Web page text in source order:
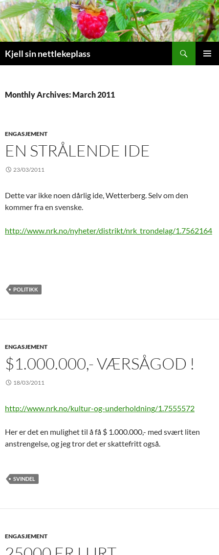
Kjell sin nettlekeplass
Monthly Archives: March 2011
ENGASJEMENT
EN STRÅLENDE IDE
23/03/2011
Dette var ikke noen dårlig ide, Wetterberg. Selv om den
kommer fra en svenske.
http://www.nrk.no/nyheter/distrikt/nrk_trondelag/1.7562164
POLITIKK
ENGASJEMENT
$1.000.000,- VÆRSÅGOD !
18/03/2011
http://www.nrk.no/kultur-og-underholdning/1.7555572
Her er det en mulighet til å få $ 1.000.000,- med svært liten
anstrengelse, og jeg tror det er skattefritt også.
SVINDEL
ENGASJEMENT